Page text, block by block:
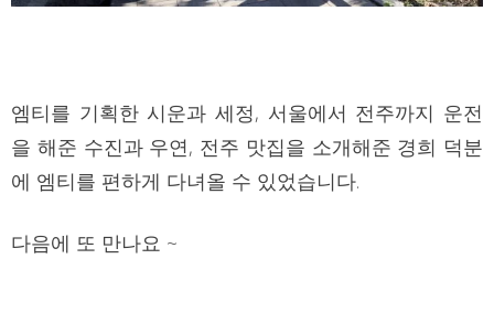
엠티를 기획한 시운과 세정, 서울에서 전주까지 운전
을 해준 수진과 우연, 전주 맛집을 소개해준 경희 덕분
에 엠티를 편하게 다녀올 수 있었습니다.
다음에 또 만나요 ~